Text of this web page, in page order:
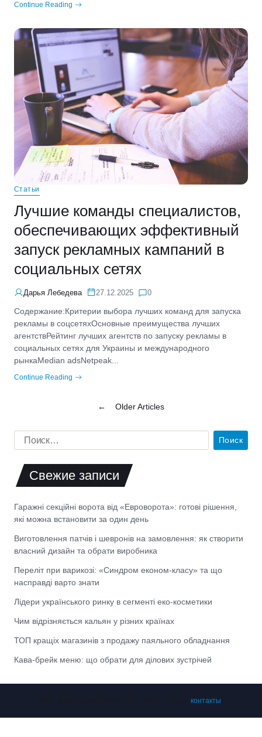
Continue Reading
Статьи
Лучшие команды специалистов,
обеспечивающих эффективный
запуск рекламных кампаний в
социальных сетях
Дарья Лебедева 27.12.2025 0
Содержание:Критерии выбора лучших команд для запуска
рекламы в соцсетяхОсновные преимущества лучших
агентствРейтинг лучших агентств по запуску рекламы в
социальных сетях для Украины и международного
рынкаMedian adsNetpeak...
Continue Reading
← Older Articles
Свежие записи
Гаражні секційні ворота від «Евроворота»: готові рішення,
які можна встановити за один день
Виготовлення патчів і шевронів на замовлення: як створити
власний дизайн та обрати виробника
Переліт при варикозі: «Синдром економ-класу» та що
насправді варто знати
Лідери українського ринку в сегменті еко-косметики
Чим відрізняється кальян у різних країнах
ТОП кращіх магазинів з продажу паяльного обладнання
Кава-брейк меню: що обрати для ділових зустрічей
контакты